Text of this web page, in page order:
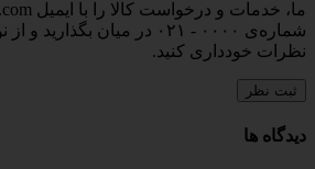
شماره‌ی ۰۰۰۰ - ۰۲۱ در میان
نظرات خودداری کنید.
ثبت نظر
دیدگاه ها